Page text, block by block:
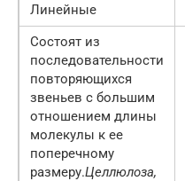
Линейные
Состоят из
последовательности
повторяющихся
звеньев с большим
отношением длины
молекулы к ее
поперечному
размеру.Целлюлоза,